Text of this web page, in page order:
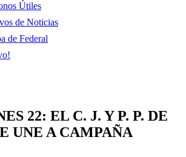
Útiles
de Noticias
de Federal
22: EL C. J. Y P. P. DE
UNE A CAMPAÑA